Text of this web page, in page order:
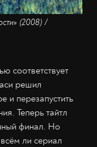
(2008) /
соответствует
решил
и перезапустить
Теперь тайтл
финал. Но
ли сериал